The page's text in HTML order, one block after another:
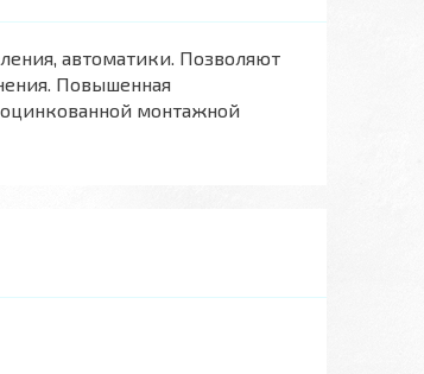
автоматики. Позволяют
Повышенная
монтажной